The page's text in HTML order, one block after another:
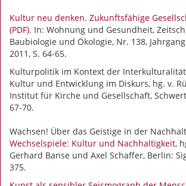
Kultur neu denken. Zukunftsfähige
(PDF). In: Wohnung und Gesundheit,
Baubiologie und Ökologie, Nr. 138,
2011, S. 64-65.
Kulturpolitik im Kontext der
Kultur und Entwicklung im Diskurs, hg. v.
Institut für Kirche und Gesellschaft,
67-70.
Wachsen! Über das Geistige in der
Wechselspiele: Kultur und Nachhaltigkeit,
Gerhard Banse und Axel Schaffer, Berlin:
375.